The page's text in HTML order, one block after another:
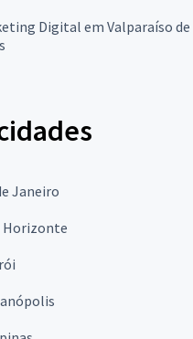
Digital em Valparaíso de
Janeiro
Horizonte